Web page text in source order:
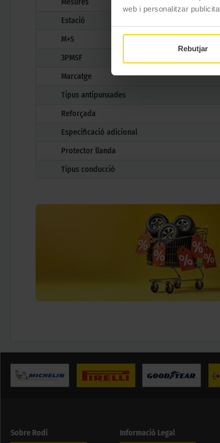
web i personalitzar
Rebutjar
Estació
M+S
3PMSF
Marcatge
Tipus antipunxades
Reforçada
Especificació adicional
Protector llanda
Tipus conducció
Sobre Rodi Informació Legal